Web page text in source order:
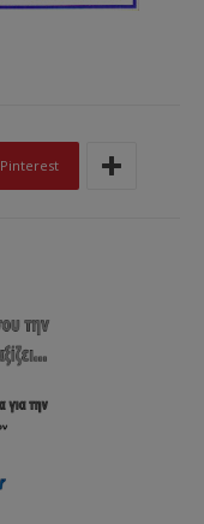
Pinterest